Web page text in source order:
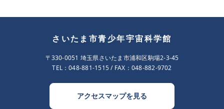
さいたま市青少年宇宙科学館
〒330-0051 埼玉県さいたま市浦和区駒場2-3-45
TEL：048-881-1515/ FAX：048-882-9702
アクセスマップを見る